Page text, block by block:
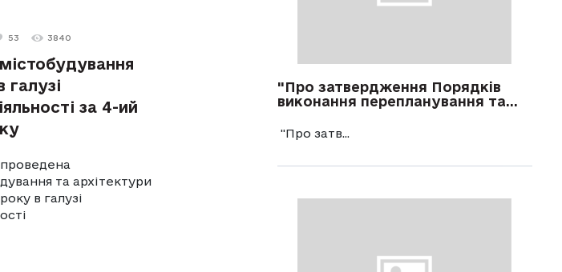
53 3840
галузі
за 4-ий
та архітектури
в галузі
"Про затвердження Порядків
виконання перепланування та...
"Про затв...